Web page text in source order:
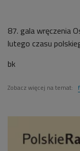
87. gala wręczenia
lutego czasu
bk
Zobacz więcej na temat: